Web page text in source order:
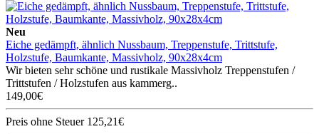
Neu
Eiche gedämpft, ähnlich Nussbaum, Treppenstufe, Trittstufe,
Holzstufe, Baumkante, Massivholz, 90x28x4cm
Wir bieten sehr schöne und rustikale Massivholz Treppenstufen /
Trittstufen / Holzstufen aus kammerg..
149,00€
Preis ohne Steuer 125,21€